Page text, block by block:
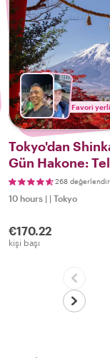
Favori
Tokyo'dan
Gün Hakone:
ve Fuji
268
10 hours | | Tokyo
€170.22
kişi başı